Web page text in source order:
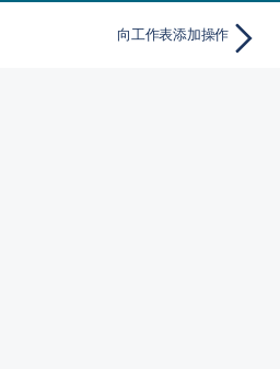
向工作表添加操作